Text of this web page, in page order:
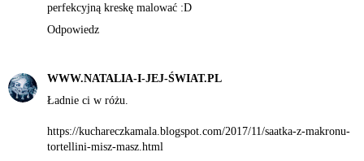
perfekcyjną kreskę malować :D
Odpowiedz
WWW.NATALIA-I-JEJ-ŚWIAT.PL
Ładnie ci w różu.
https://kuchareczkamala.blogspot.com/2017/11/saatka-z-makronu-
tortellini-misz-masz.html